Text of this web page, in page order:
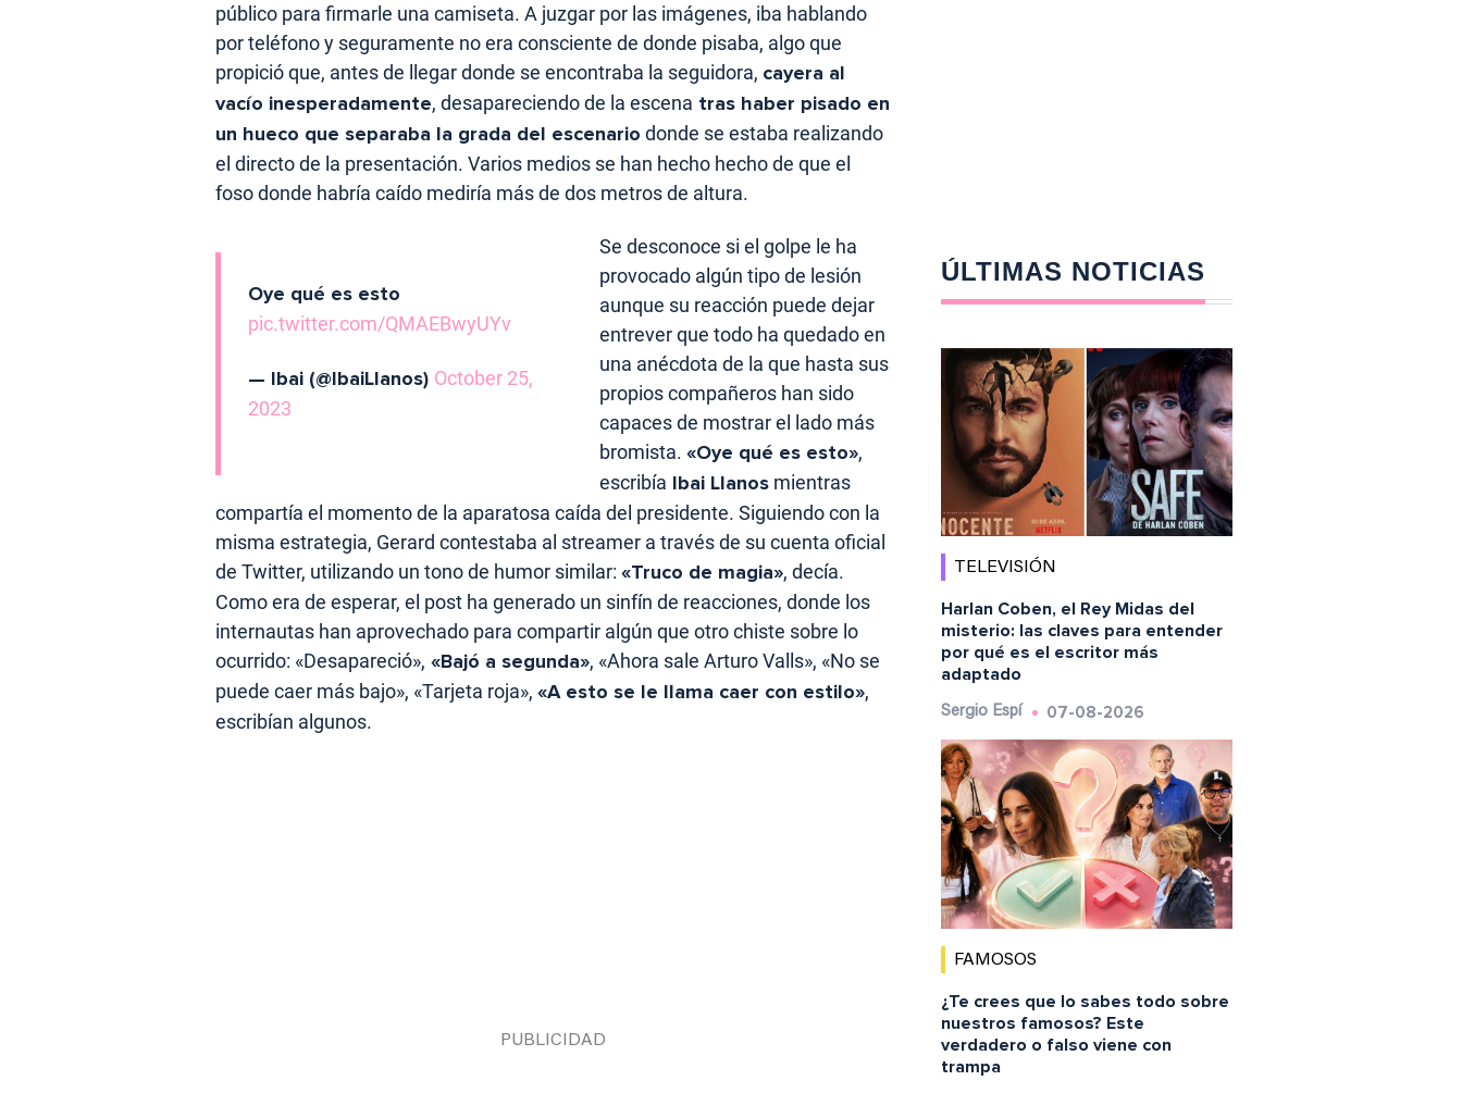
público para firmarle una camiseta. A juzgar por las imágenes, iba hablando
por teléfono y seguramente no era consciente de donde pisaba, algo que
propició que, antes de llegar donde se encontraba la seguidora, cayera al
vacío inesperadamente, desapareciendo de la escena tras haber pisado en
un hueco que separaba la grada del escenario donde se estaba realizando
el directo de la presentación. Varios medios se han hecho hecho de que el
foso donde habría caído mediría más de dos metros de altura.
Oye qué es esto
pic.twitter.com/QMAEBwyUYv
— Ibai (@IbaiLlanos) October 25,
2023
Se desconoce si el golpe le ha
provocado algún tipo de lesión
aunque su reacción puede dejar
entrever que todo ha quedado en
una anécdota de la que hasta sus
propios compañeros han sido
capaces de mostrar el lado más
bromista.«Oye qué es esto»,
escribía Ibai Llanos mientras
compartía el momento de la aparatosa caída del presidente. Siguiendo con la
misma estrategia, Gerard contestaba al streamer a través de su cuenta oficial
de Twitter, utilizando un tono de humor similar: «Truco de magia», decía.
Como era de esperar, el post ha generado un sinfín de reacciones, donde los
internautas han aprovechado para compartir algún que otro chiste sobre lo
ocurrido: «Desapareció», «Bajó a segunda», «Ahora sale Arturo Valls», «No se
puede caer más bajo», «Tarjeta roja», «A esto se le llama caer con estilo»,
escribían algunos.
ÚLTIMAS NOTICIAS
TELEVISIÓN
Harlan Coben, el Rey Midas del
misterio: las claves para entender
por qué es el escritor más
adaptado
Sergio Espí 07-08-2026
FAMOSOS
¿Te crees que lo sabes todo sobre
nuestros famosos? Este
verdadero o falso viene con
trampa